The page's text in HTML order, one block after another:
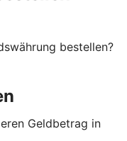
bestellen?
Geldbetrag in